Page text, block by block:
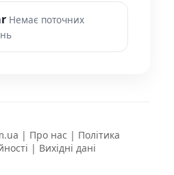
Немає поточних
| Про нас | Політика
| Вихідні дані